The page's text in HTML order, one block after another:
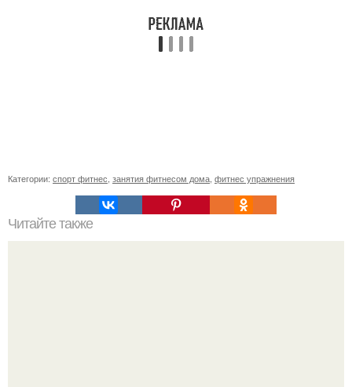
Категории: спорт фитнес, занятия фитнесом дома, фитнес упражнения
Читайте также